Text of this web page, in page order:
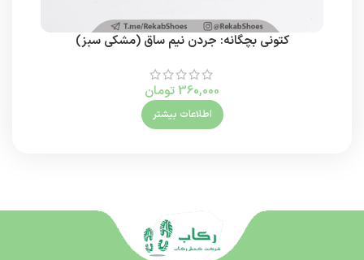
کتونی بچگانه: جردن نیم ساق (مشکی سبز)
360,000 تومان
اطلاعات بیشتر